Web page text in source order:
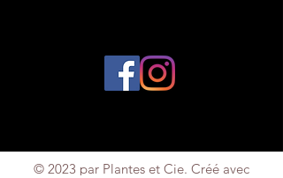
© 2023 par Plantes et Cie. Créé avec